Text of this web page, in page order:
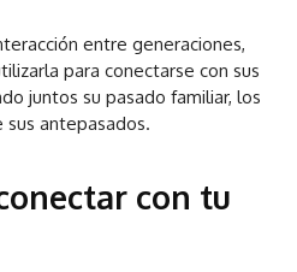
entre generaciones,
para conectarse con sus
juntos su pasado familiar, los
sus antepasados.
con tu